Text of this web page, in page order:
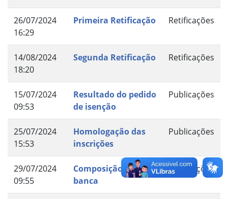
26/07/2024
16:29
Primeira Retificação Retificações
14/08/2024
18:20
Segunda Retificação Retificações
15/07/2024
09:53
Resultado do pedido
de isenção
Publicações
25/07/2024
15:53
Homologação das
inscrições
Publicações
29/07/2024
09:55
Composição da
banca
Publicações